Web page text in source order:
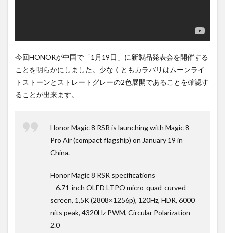
す
め！
今回HONORが中国で「1月19日」に新製品発表会を開催する
ことを明らかにしました。少なくともカラバリはムーンライ
トストーンとストレートグレーの2色展開であることを確認す
ることが出来ます。
Honor Magic 8 RSR is launching with Magic 8
Pro Air (compact flagship) on January 19 in
China.
Honor Magic 8 RSR specifications
– 6.71-inch OLED LTPO micro-quad-curved
screen, 1,5K (2808×1256p), 120Hz, HDR, 6000
nits peak, 4320Hz PWM, Circular Polarization
2.0